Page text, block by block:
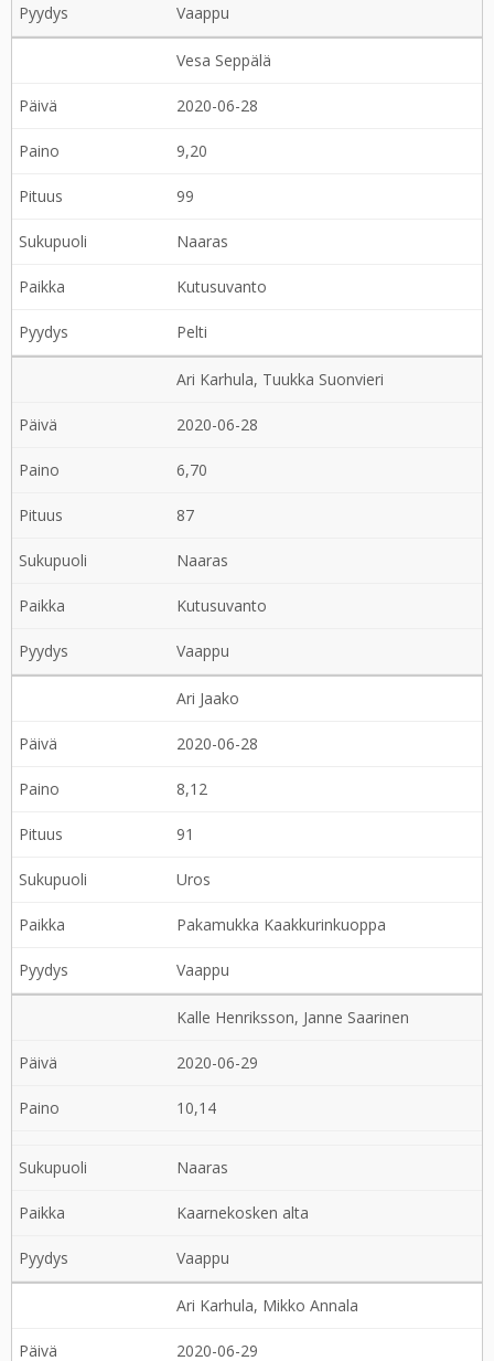
Vaappu
Vesa Seppälä
2020-06-28
9,20
99
Naaras
Kutusuvanto
Pelti
Ari Karhula, Tuukka Suonvieri
2020-06-28
6,70
87
Naaras
Kutusuvanto
Vaappu
Ari Jaako
2020-06-28
8,12
91
Uros
Pakamukka Kaakkurinkuoppa
Vaappu
Kalle Henriksson, Janne Saarinen
2020-06-29
10,14
Naaras
Kaarnekosken alta
Vaappu
Ari Karhula, Mikko Annala
2020-06-29